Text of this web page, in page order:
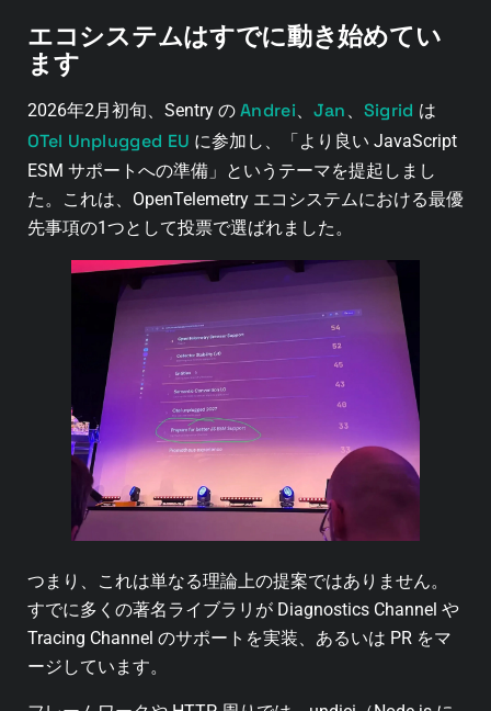
エコシステムはすでに動き始めてい
ます
2026年2月初旬、Sentry の Andrei、 Jan 、 Sigrid は
OTel Unplugged EU に参加し、「より良い JavaScript
ESM サポートへの準備」というテーマを提起しまし
た。これは、OpenTelemetry エコシステムにおける最優
先事項の1つとして投票で選ばれました。
つまり、これは単なる理論上の提案ではありません。
すでに多くの著名ライブラリが Diagnostics Channel や
Tracing Channel のサポートを実装、あるいは PR をマ
ージしています。